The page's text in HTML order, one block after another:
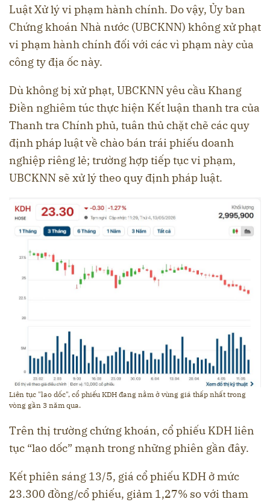
Luật Xử lý vi phạm hành chính. Do vậy, Ủy ban
Chứng khoán Nhà nước (UBCKNN) không xử phạt
vi phạm hành chính đối với các vì phạm này của
công ty địa ốc này.
Dù không bị xử phạt, UBCKNN yêu cầu Khang
Điền nghiêm túc thực hiện Kết luận thanh tra của
Thanh tra Chính phủ, tuân thủ chặt chẽ các quy
định pháp luật về chào bán trái phiếu doanh
nghiệp riêng lẻ; trường hợp tiếp tục vi phạm,
UBCKNN sẽ xử lý theo quy định pháp luật.
Liên tục "lao dốc", cổ phiếu KDH đang nằm ở vùng giá thấp nhất trong
vòng gần 3 năm qua.
Trên thị trường chứng khoán, cổ phiếu KDH liên
tục “lao dốc” mạnh trong những phiên gần đây.
Kết phiên sáng 13/5, giá cổ phiếu KDH ở mức
23.300 đồng/cổ phiếu, giảm 1,27% so với tham